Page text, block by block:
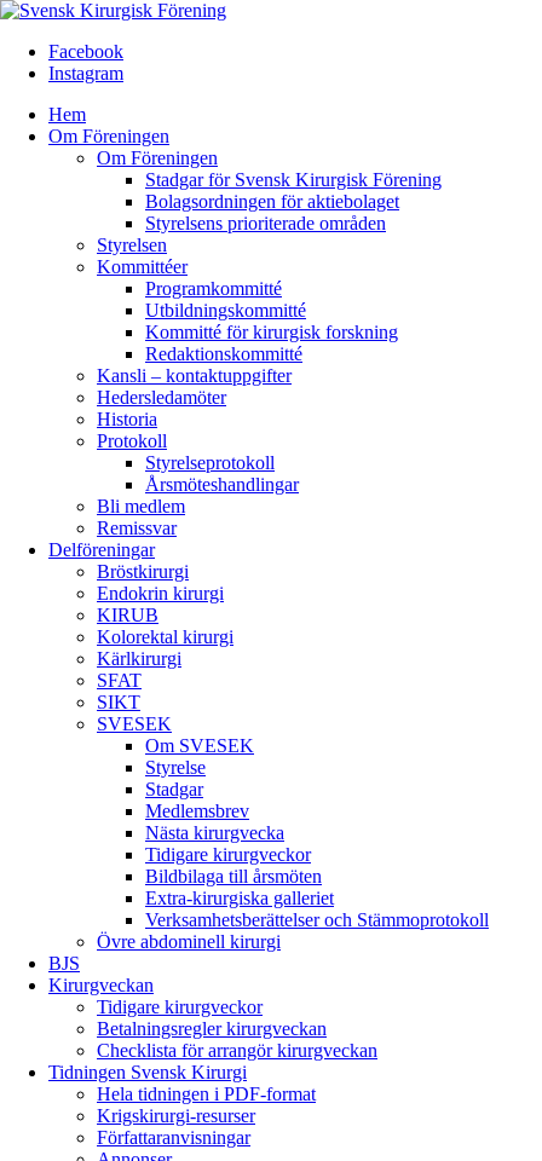
Facebook
Instagram
Hem
Om Föreningen
Om Föreningen
Stadgar för Svensk Kirurgisk Förening
Bolagsordningen för aktiebolaget
Styrelsens prioriterade områden
Styrelsen
Kommittéer
Programkommitté
Utbildningskommitté
Kommitté för kirurgisk forskning
Redaktionskommitté
Kansli – kontaktuppgifter
Hedersledamöter
Historia
Protokoll
Styrelseprotokoll
Årsmöteshandlingar
Bli medlem
Remissvar
Delföreningar
Bröstkirurgi
Endokrin kirurgi
KIRUB
Kolorektal kirurgi
Kärlkirurgi
SFAT
SIKT
SVESEK
Om SVESEK
Styrelse
Stadgar
Medlemsbrev
Nästa kirurgvecka
Tidigare kirurgveckor
Bildbilaga till årsmöten
Extra-kirurgiska galleriet
Verksamhetsberättelser och Stämmoprotokoll
Övre abdominell kirurgi
BJS
Kirurgveckan
Tidigare kirurgveckor
Betalningsregler kirurgveckan
Checklista för arrangör kirurgveckan
Tidningen Svensk Kirurgi
Hela tidningen i PDF-format
Krigskirurgi-resurser
Författaranvisningar